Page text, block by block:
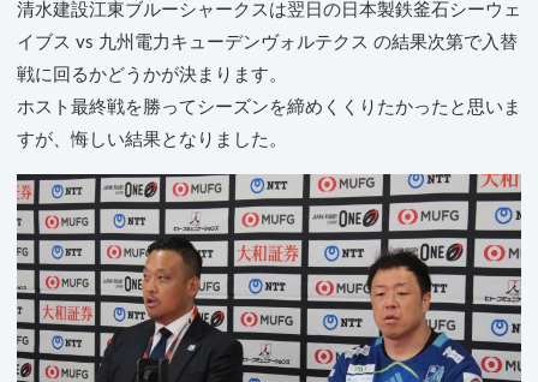
清水建設江東ブルーシャークスは翌日の日本製鉄釜石シーウェ
イブス vs 九州電力キューデンヴォルテクス の結果次第で入替
戦に回るかどうかが決まります。
ホスト最終戦を勝ってシーズンを締めくくりたかったと思いま
すが、悔しい結果となりました。